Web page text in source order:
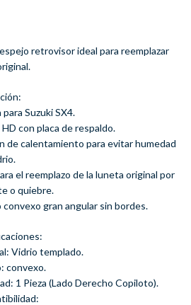
retrovisor ideal para reemplazar
Suzuki SX4.
HD con placa de respaldo.
de calentamiento para evitar humedad
el reemplazo de la luneta original por
o quiebre.
convexo gran angular sin bordes.
Vidrio templado.
convexo.
1 Pieza (Lado Derecho Copiloto).